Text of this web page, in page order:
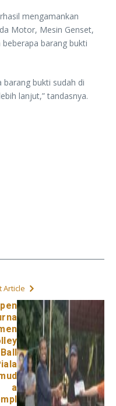
mengamankan
Motor, Mesin Genset,
barang bukti
barang bukti sudah di
lanjut,” tandasnya.
Article
Ball
a